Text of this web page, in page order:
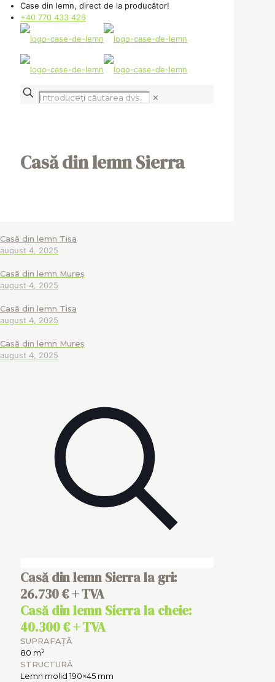
Case din lemn, direct de la producător!
+40 770 433 426
✕
Casă din lemn Sierra
Casă din lemn Tisa
august 4, 2025
Casă din lemn Mureș
august 4, 2025
Casă din lemn Tisa
august 4, 2025
Casă din lemn Mureș
august 4, 2025
Casă din lemn Sierra la gri:
26.730 € + TVA
Casă din lemn Sierra la cheie:
40.300 € + TVA
SUPRAFAȚĂ
80 m²
STRUCTURĂ
Lemn molid 190×45 mm